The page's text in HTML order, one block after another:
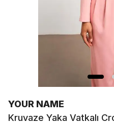
YOUR NAME
Kruvaze Yaka Vatkalı